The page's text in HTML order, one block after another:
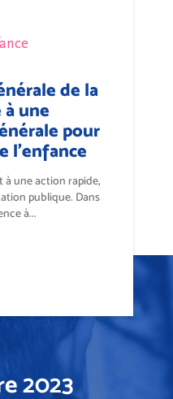
de la
à une
pour
l'enfance
à une action rapide,
publique. Dans
à...
2023